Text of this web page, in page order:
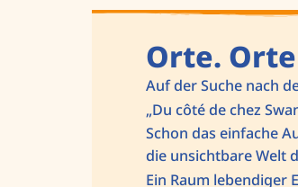
Orte.
Auf der Suche nach
„Du côté de chez
Schon das einfache
die unsichtbare Welt
Ein Raum lebendiger